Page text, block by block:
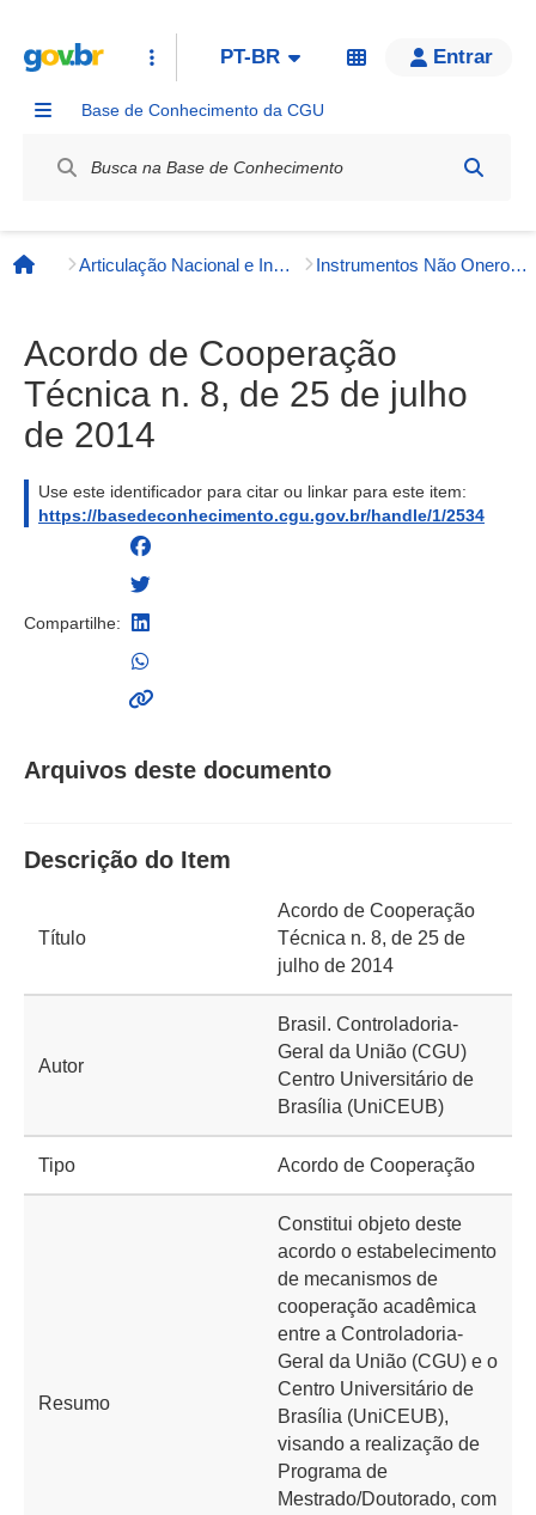
PT-BR Entrar
Base de Conhecimento da CGU
Página inicial
Articulação Nacional e Internacional Instrumentos Não Onerosos
Acordo de Cooperação
Técnica n. 8, de 25 de julho
de 2014
Use este identificador para citar ou linkar para este item:
https://basedeconhecimento.cgu.gov.br/handle/1/2534
Compartilhe:
Arquivos deste documento
Descrição do Item
Título
Acordo de Cooperação
Técnica n. 8, de 25 de
julho de 2014
Autor
Brasil. Controladoria-
Geral da União (CGU)
Centro Universitário de
Brasília (UniCEUB)
Tipo Acordo de Cooperação
Resumo
Constitui objeto deste
acordo o estabelecimento
de mecanismos de
cooperação acadêmica
entre a Controladoria-
Geral da União (CGU) e o
Centro Universitário de
Brasília (UniCEUB),
visando a realização de
Programa de
Mestrado/Doutorado, com